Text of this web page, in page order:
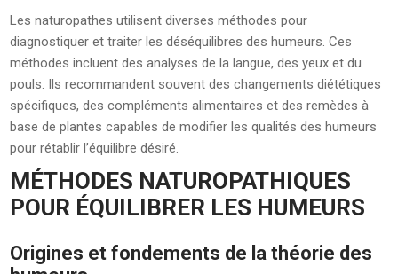
Les naturopathes utilisent diverses méthodes pour
diagnostiquer et traiter les déséquilibres des humeurs. Ces
méthodes incluent des analyses de la langue, des yeux et du
pouls. Ils recommandent souvent des changements diététiques
spécifiques, des compléments alimentaires et des remèdes à
base de plantes capables de modifier les qualités des humeurs
pour rétablir l’équilibre désiré.
MÉTHODES NATUROPATHIQUES
POUR ÉQUILIBRER LES HUMEURS
Origines et fondements de la théorie des